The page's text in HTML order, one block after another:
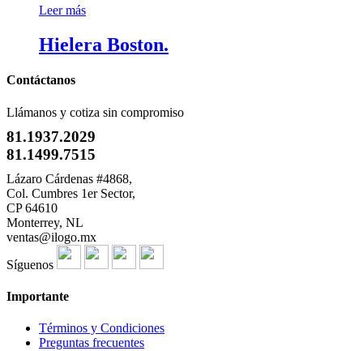
Leer más
Hielera Boston.
Contáctanos
Llámanos y cotiza sin compromiso
81.1937.2029
81.1499.7515
Lázaro Cárdenas #4868,
Col. Cumbres 1er Sector,
CP 64610
Monterrey, NL
ventas@ilogo.mx
Síguenos
Importante
Términos y Condiciones
Preguntas frecuentes